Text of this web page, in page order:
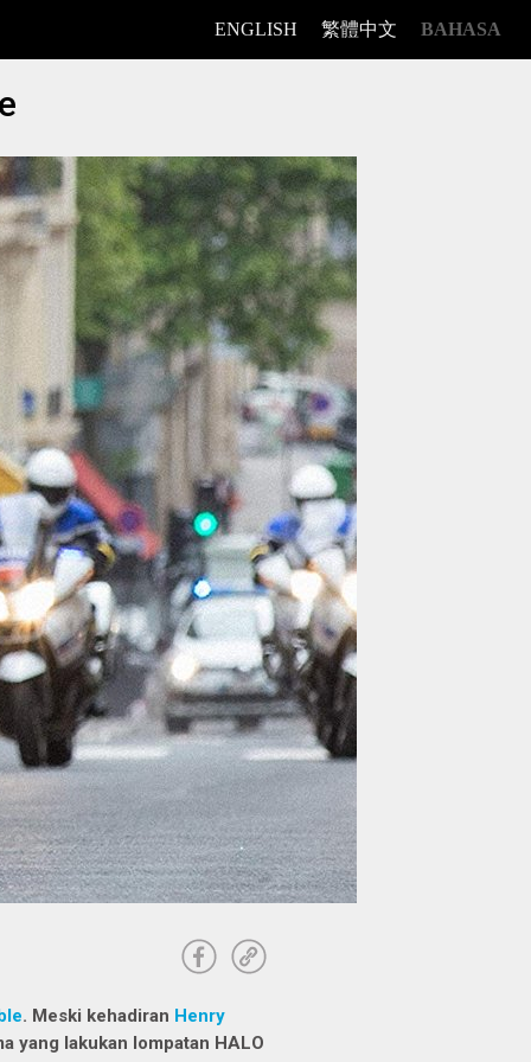
ENGLISH 繁體中文 BAHASA
. Meski kehadiran Henry
yang lakukan lompatan HALO